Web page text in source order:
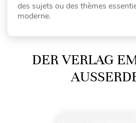
des sujets ou des thèmes
moderne.
DER VERLAG